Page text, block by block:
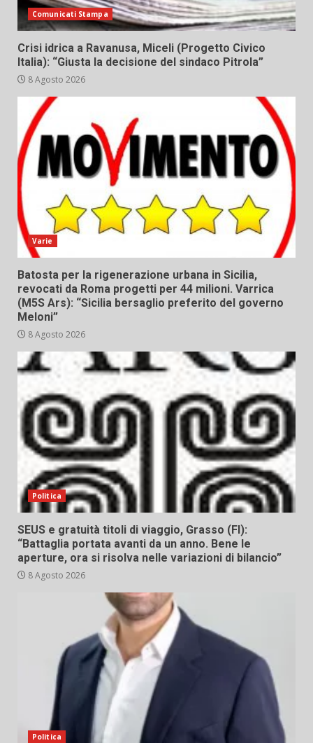
Comunicati Stampa
Crisi idrica a Ravanusa, Miceli (Progetto Civico
Italia): “Giusta la decisione del sindaco Pitrola”
8 Agosto 2026
Varie
Batosta per la rigenerazione urbana in Sicilia,
revocati da Roma progetti per 44 milioni. Varrica
(M5S Ars): “Sicilia bersaglio preferito del governo
Meloni”
8 Agosto 2026
Politica
SEUS e gratuità titoli di viaggio, Grasso (FI):
“Battaglia portata avanti da un anno. Bene le
aperture, ora si risolva nelle variazioni di bilancio”
8 Agosto 2026
Politica